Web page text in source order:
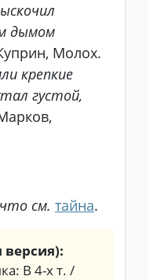
дымом
Молох.
крепкие
густой,
что см. тайна.
версия):
В 4-х т. /